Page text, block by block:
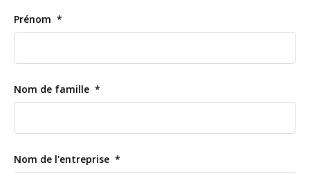
Prénom
Nom de famille
Nom de l'entreprise